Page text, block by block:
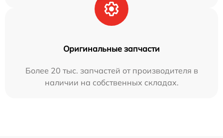
Оригинальные запчасти
Более 20 тыс. запчастей от производителя в
наличии на собственных складах.